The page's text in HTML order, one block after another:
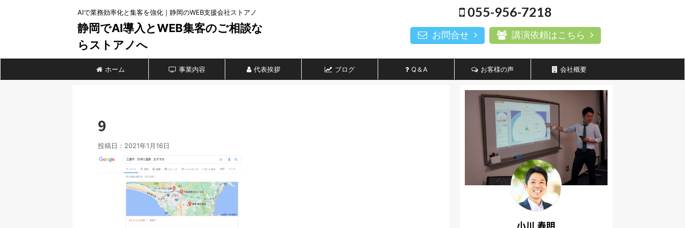
AIで業務効率化と集客を強化｜静岡のWEB支援会社ストアノ
静岡でAI導入とWEB集客のご相談な
らストアノへ
055-956-7218
お問合せ 講演依頼はこちら
ホーム 事業内容 代表挨拶 ブログ Q＆A お客様の声 会社概要
9
投稿日： 2021年1月16日
小川 寿明